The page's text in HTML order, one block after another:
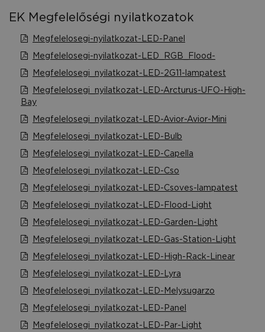
EK Megfelelőségi nyilatkozatok
Megfelelosegi-nyilatkozat-LED-Panel
Megfelelosegi-nyilatkozat-LED_RGB_Flood-
Megfelelosegi_nyilatkozat-LED-2G11-lampatest
Megfelelosegi_nyilatkozat-LED-Arcturus-UFO-High-
Bay
Megfelelosegi_nyilatkozat-LED-Avior-Avior-Mini
Megfelelosegi_nyilatkozat-LED-Bulb
Megfelelosegi_nyilatkozat-LED-Capella
Megfelelosegi_nyilatkozat-LED-Cso
Megfelelosegi_nyilatkozat-LED-Csoves-lampatest
Megfelelosegi_nyilatkozat-LED-Flood-Light
Megfelelosegi_nyilatkozat-LED-Garden-Light
Megfelelosegi_nyilatkozat-LED-Gas-Station-Light
Megfelelosegi_nyilatkozat-LED-High-Rack-Linear
Megfelelosegi_nyilatkozat-LED-Lyra
Megfelelosegi_nyilatkozat-LED-Melysugarzo
Megfelelosegi_nyilatkozat-LED-Panel
Megfelelosegi_nyilatkozat-LED-Par-Light